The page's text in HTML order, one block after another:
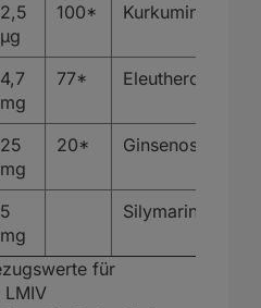
2,5
µg
100* Kurkuminoide
4,7
mg
77* Eleutheroside
25
mg
20* Ginsenoside
5
mg
Silymarin
für
LMIV